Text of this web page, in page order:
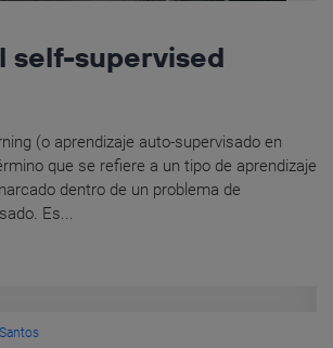
self-supervised
(o aprendizaje auto-supervisado en
que se refiere a un tipo de aprendizaje
dentro de un problema de
Es...